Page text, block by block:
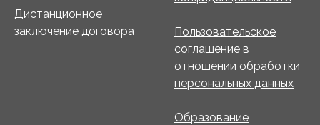
Дистанционное
заключение договора
Пользовательское
соглашение в
отношении обработки
персональных данных
Образование